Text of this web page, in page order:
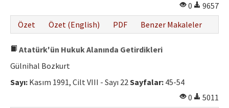
0
9657
Özet
Özet (English) PDF Benzer Makaleler
Atatürk'ün Hukuk Alanında Getirdikleri
Gülnihal Bozkurt
Sayı: Kasım 1991, Cilt VIII - Sayı 22Sayfalar: 45-54
0
5011